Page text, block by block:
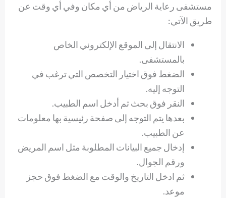
مستشفى رعاية الرياض من أي مكان وفي أي وقت عن
طريق الآتي:
الانتقال إلى الموقع الإلكتروني الخاص
بالمستشفى.
الضغط فوق اختيار التخصص التي ترغب في
التوجه إليه.
النقر فوق بحث ثم أدخل اسم الطبيب.
بعدها يتم التوجه إلى صفحة رئيسية بها معلومات
عن الطبيب.
إدخال جميع البيانات المطلوبة مثل اسم المريض
ورقم الجوال.
ثم ادخل التاريخ والوقت مع الضغط فوق حجز
موعد.